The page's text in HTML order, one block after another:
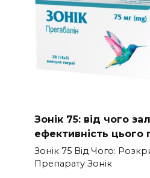
Зонік 75: від чого
ефективність цього
Зонік 75 Від Чого:
Препарату Зонік